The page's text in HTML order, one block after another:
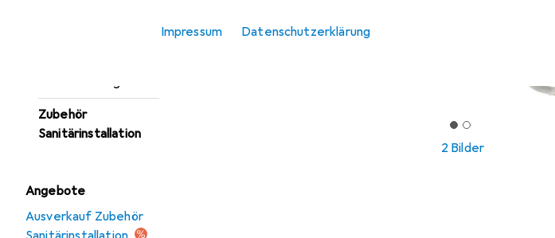
Impressum Datenschutzerklärung
Warmwassergerät
Zubehör
Sanitärinstallation
Angebote
Ausverkauf Zubehör
2 Bilder